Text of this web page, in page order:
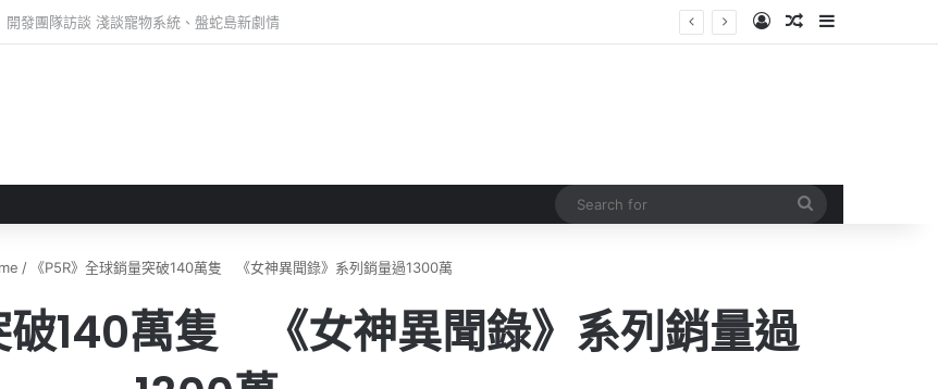
玩報告 源義經將是事件的起源！？ Log InRandom Article
Sidebar
/ 《P5R》全球銷量突破140萬隻 《女神異聞錄》系列銷量過1300萬
破140萬隻 《女神異聞錄》系列銷量過